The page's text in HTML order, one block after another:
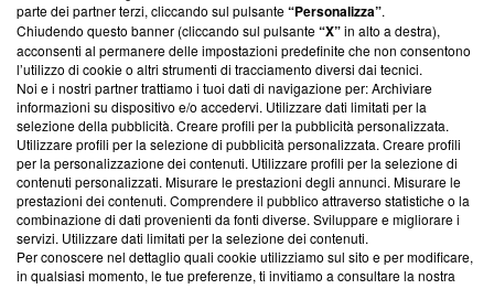
Su di noi
Team editoriale
Corporate
Redazione
Informativa Privacy
Cookie Policy
Blasting SA, IDI CHE-247.845.224, Via Carlo Frasca, 3 - 6900
Lugano (Svizzera) Tel:+39 0690258937
parte dei partner terzi, cliccando sul pulsante“Personalizza”.
Chiudendo questo banner (cliccando sul pulsante“X”in alto a destra),
acconsenti al permanere delle impostazioni predefinite che non consentono
l’utilizzo di cookie o altri strumenti di tracciamento diversi dai tecnici.
Noi e i nostri partner trattiamo i tuoi dati di navigazione per: Archiviare
informazioni su dispositivo e/o accedervi. Utilizzare dati limitati per la
selezione della pubblicità. Creare profili per la pubblicità personalizzata.
Utilizzare profili per la selezione di pubblicità personalizzata. Creare profili
per la personalizzazione dei contenuti. Utilizzare profili per la selezione di
contenuti personalizzati. Misurare le prestazioni degli annunci. Misurare le
prestazioni dei contenuti. Comprendere il pubblico attraverso statistiche o la
combinazione di dati provenienti da fonti diverse. Sviluppare e migliorare i
servizi. Utilizzare dati limitati per la selezione dei contenuti.
Per conoscere nel dettaglio quali cookie utilizziamo sul sito e per modificare,
in qualsiasi momento, le tue preferenze, ti invitiamo a consultare la nostra